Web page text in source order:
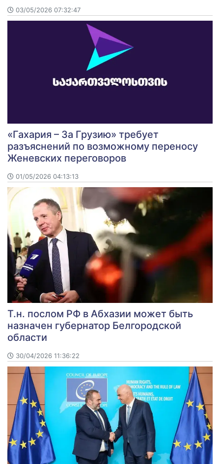
03/05/2026 07:32:47
«Гахария – За Грузию» требует
разъяснений по возможному переносу
Женевских переговоров
01/05/2026 04:13:13
Т.н. послом РФ в Абхазии может быть
назначен губернатор Белгородской
области
30/04/2026 11:36:22